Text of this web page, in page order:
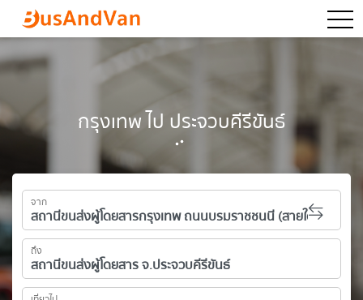
กรุงเทพ ไป ประจวบคีรีขันธ์
จาก
ถึง